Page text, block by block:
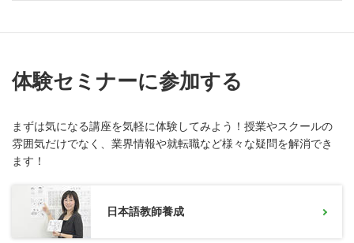
体験セミナーに参加する
まずは気になる講座を気軽に体験してみよう！授業やスクールの
雰囲気だけでなく、業界情報や就転職など様々な疑問を解消でき
ます！
日本語教師養成